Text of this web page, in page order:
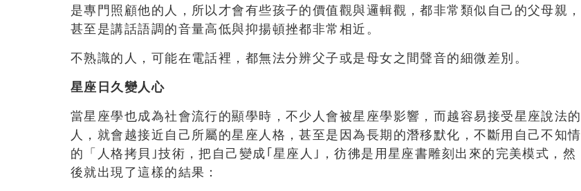
是專門照顧他的人，所以才會有些孩子的價值觀與邏輯觀，都非常類似自己的父母親，
甚至是講話語調的音量高低與抑揚頓挫都非常相近。
不熟識的人，可能在電話裡，都無法分辨父子或是母女之間聲音的細微差別。
星座日久變人心
當星座學也成為社會流行的顯學時，不少人會被星座學影響，而越容易接受星座說法的
人，就會越接近自己所屬的星座人格，甚至是因為長期的潛移默化，不斷用自己不知情
的「人格拷貝｣技術，把自己變成｢星座人｣，彷彿是用星座書雕刻出來的完美模式，然
後就出現了這樣的結果：